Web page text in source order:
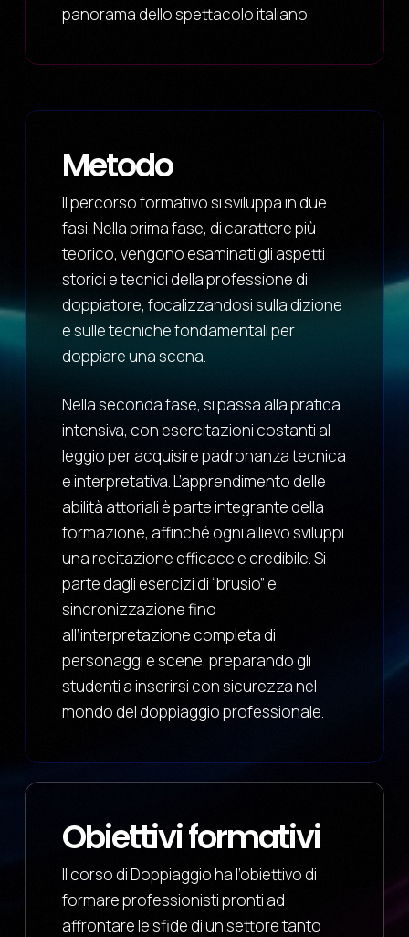
panorama dello spettacolo italiano.
Metodo
Il percorso formativo si sviluppa in due
fasi. Nella prima fase, di carattere più
teorico, vengono esaminati gli aspetti
storici e tecnici della professione di
doppiatore, focalizzandosi sulla dizione
e sulle tecniche fondamentali per
doppiare una scena.
Nella seconda fase, si passa alla pratica
intensiva, con esercitazioni costanti al
leggio per acquisire padronanza tecnica
e interpretativa. L’apprendimento delle
abilità attoriali è parte integrante della
formazione, affinché ogni allievo sviluppi
una recitazione efficace e credibile. Si
parte dagli esercizi di “brusio” e
sincronizzazione fino
all’interpretazione completa di
personaggi e scene, preparando gli
studenti a inserirsi con sicurezza nel
mondo del doppiaggio professionale.
Obiettivi formativi
Il corso di Doppiaggio ha l’obiettivo di
formare professionisti pronti ad
affrontare le sfide di un settore tanto